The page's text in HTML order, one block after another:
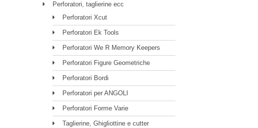
Perforatori, taglierine ecc
Perforatori Xcut
Perforatori Ek Tools
Perforatori We R Memory Keepers
Perforatori Figure Geometriche
Perforatori Bordi
Perforatori per ANGOLI
Perforatori Forme Varie
Taglierine, Ghigliottine e cutter